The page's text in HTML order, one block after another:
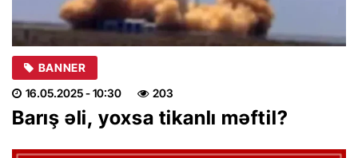
BANNER
16.05.2025- 10:30 203
Barış əli, yoxsa tikanlı məftil?